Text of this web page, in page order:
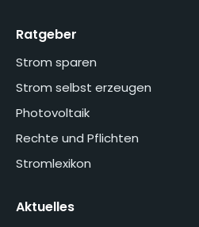
Ratgeber
Strom sparen
Strom selbst erzeugen
Photovoltaik
Rechte und Pflichten
Stromlexikon
Aktuelles